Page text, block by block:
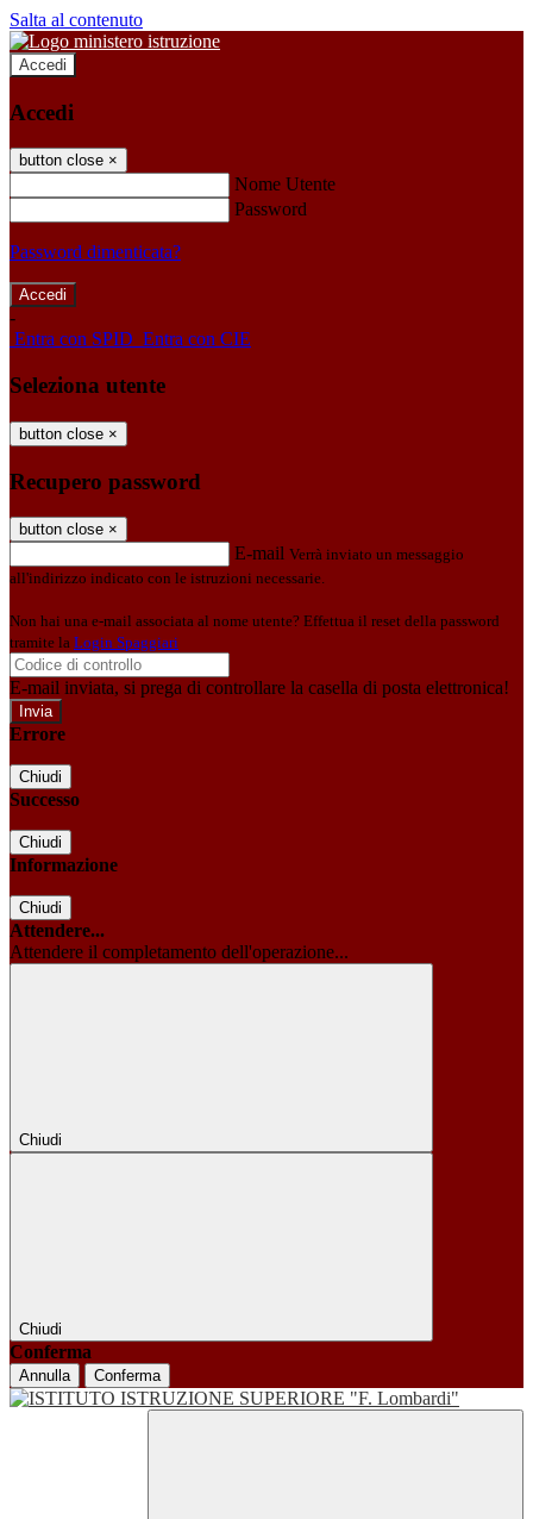
Salta al contenuto
Accedi
Accedi
button close ×
Nome Utente
Password
Password dimenticata?
-
Entra con SPID Entra con CIE
Seleziona utente
button close ×
Recupero password
button close ×
E-mail Verrà inviato un messaggio
all'indirizzo indicato con le istruzioni necessarie.
Non hai una e-mail associata al nome utente? Effettua il reset della password
tramite la Login Spaggiari
E-mail inviata, si prega di controllare la casella di posta elettronica!
Errore
Chiudi
Successo
Chiudi
Informazione
Chiudi
Attendere...
Attendere il completamento dell'operazione...
Chiudi
Chiudi
Conferma
Annulla Conferma